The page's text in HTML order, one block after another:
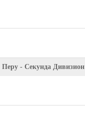
Перу - Секунда Дивизион